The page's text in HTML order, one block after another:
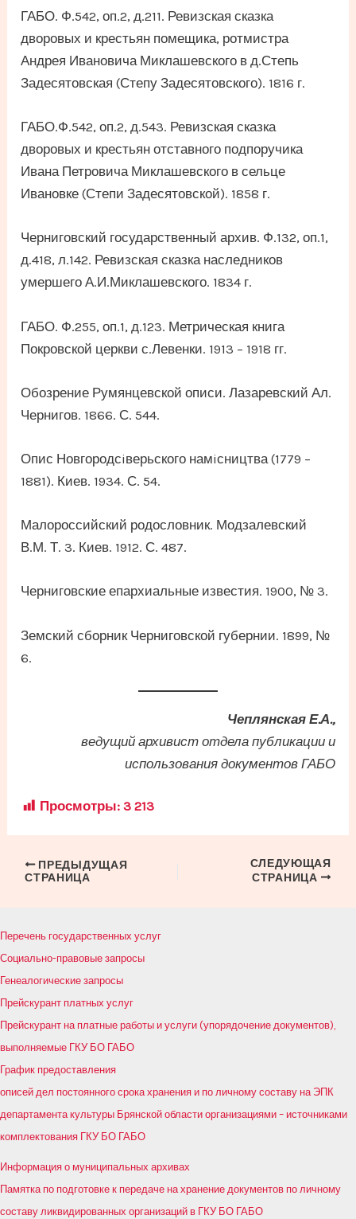
ГАБО. Ф.542, оп.2, д.211. Ревизская сказка
дворовых и крестьян помещика, ротмистра
Андрея Ивановича Миклашевского в д.Степь
Задесятовская (Степу Задесятовского). 1816 г.
ГАБО.Ф.542, оп.2, д.543. Ревизская сказка
дворовых и крестьян отставного подпоручика
Ивана Петровича Миклашевского в сельце
Ивановке (Степи Задесятовской). 1858 г.
Черниговский государственный архив. Ф.132, оп.1,
д.418, л.142. Ревизская сказка наследников
умершего А.И.Миклашевского. 1834 г.
ГАБО. Ф.255, оп.1, д.123. Метрическая книга
Покровской церкви с.Левенки. 1913 – 1918 гг.
Обозрение Румянцевской описи. Лазаревский Ал.
Чернигов. 1866. С. 544.
Опис Новгородсiверьского намiсництва (1779 –
1881). Киев. 1934. С. 54.
Малороссийский родословник. Модзалевский
В.М. Т. 3. Киев. 1912. С. 487.
Черниговские епархиальные известия. 1900, № 3.
Земский сборник Черниговской губернии. 1899, №
6.
Чеплянская Е.А.,
ведущий архивист отдела публикации и
использования документов ГАБО
Просмотры: 3 213
Навигация
ПРЕДЫДУЩАЯ
СТРАНИЦА
СЛЕДУЮЩАЯ
СТРАНИЦА
Перечень государственных услуг
Социально-правовые запросы
Генеалогические запросы
Прейскурант платных услуг
Прейскурант на платные работы и услуги (упорядочение документов),
выполняемые ГКУ БО ГАБО
График предоставления
описей дел постоянного срока хранения и по личному составу на ЭПК
департамента культуры Брянской области организациями – источниками
комплектования ГКУ БО ГАБО
Информация о муниципальных архивах
Памятка по подготовке к передаче на хранение документов по личному
составу ликвидированных организаций в ГКУ БО ГАБО